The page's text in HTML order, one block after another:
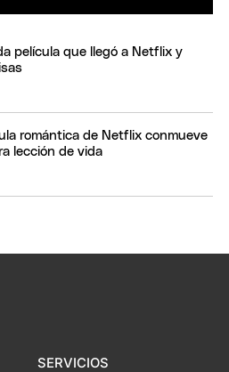
película que llegó a Netflix y
romántica de Netflix conmueve
lección de vida
SERVICIOS